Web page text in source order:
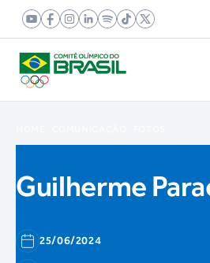
Guilherme
25/06/2024